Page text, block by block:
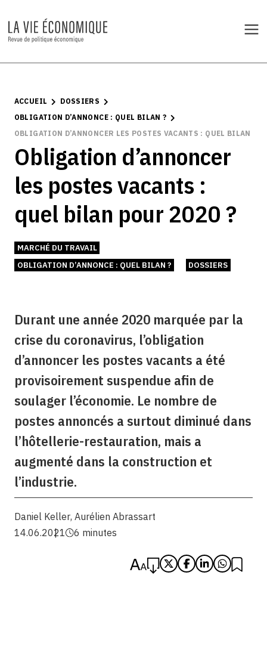
ACCUEIL
DOSSIERS
OBLIGATION D’ANNONCE : QUEL BILAN ?
OBLIGATION D’ANNONCER LES POSTES VACANTS : QUEL BILAN
Obligation d’annoncer
les postes vacants :
quel bilan pour 2020 ?
MARCHÉ DU TRAVAIL
OBLIGATION D’ANNONCE : QUEL BILAN ?
DOSSIERS
Durant une année 2020 marquée par la
crise du coronavirus, l’obligation
d’annoncer les postes vacants a été
provisoirement suspendue afin de
soulager l’économie. Le nombre de
postes annoncés a surtout diminué dans
l’hôtellerie-restauration, mais a
augmenté dans la construction et
l’industrie.
Daniel Keller, Aurélien Abrassart
14.06.2021
6 minutes